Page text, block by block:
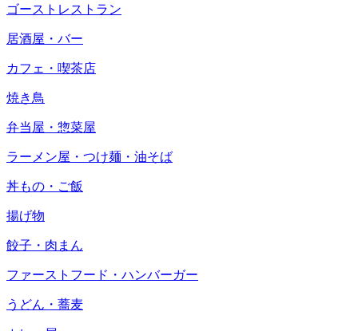
ゴーストレストラン
居酒屋・バー
カフェ・喫茶店
焼き鳥
弁当屋・惣菜屋
ラーメン屋・つけ麺・油そば
丼もの・ご飯
揚げ物
餃子・肉まん
ファーストフード・ハンバーガー
うどん・蕎麦